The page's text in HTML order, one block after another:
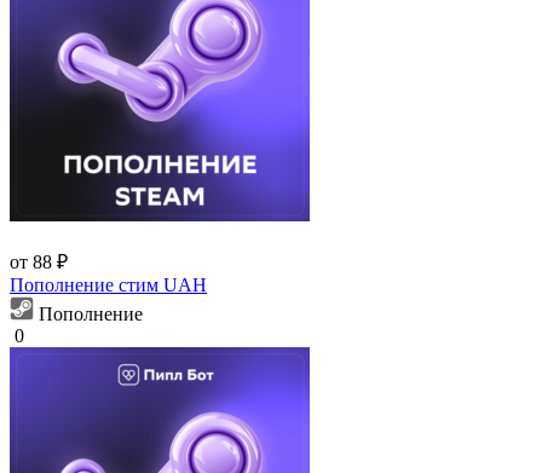
от 88 ₽
Пополнение стим UAH
Пополнение
0